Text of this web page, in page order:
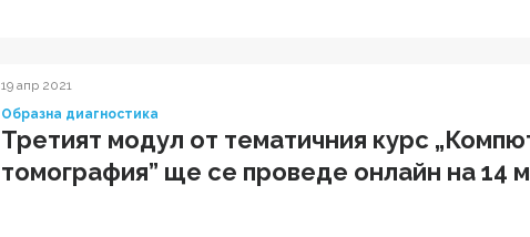
19 апр 2021
Образна диагностика
Третият модул от тематичния курс
томография” ще се проведе онлайн на 14